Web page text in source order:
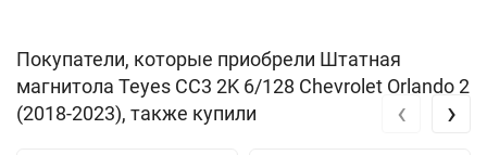
Покупатели, которые приобрели Штатная
магнитола Teyes CC3 2K 6/128 Chevrolet Orlando 2
(2018-2023), также купили
‹ ›